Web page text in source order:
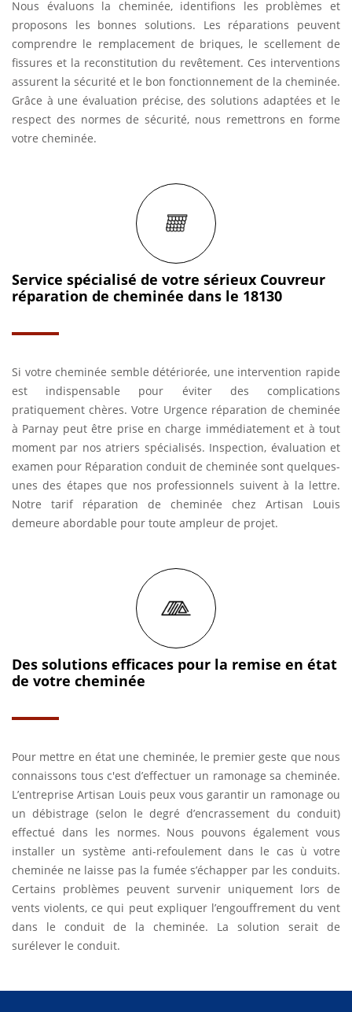
Nous évaluons la cheminée, identifions les problèmes et
proposons les bonnes solutions. Les réparations peuvent
comprendre le remplacement de briques, le scellement de
fissures et la reconstitution du revêtement. Ces interventions
assurent la sécurité et le bon fonctionnement de la cheminée.
Grâce à une évaluation précise, des solutions adaptées et le
respect des normes de sécurité, nous remettrons en forme
votre cheminée.
Service spécialisé de votre sérieux Couvreur
réparation de cheminée dans le 18130
Si votre cheminée semble détériorée, une intervention rapide
est indispensable pour éviter des complications
pratiquement chères. Votre Urgence réparation de cheminée
à Parnay peut être prise en charge immédiatement et à tout
moment par nos atriers spécialisés. Inspection, évaluation et
examen pour Réparation conduit de cheminée sont quelques-
unes des étapes que nos professionnels suivent à la lettre.
Notre tarif réparation de cheminée chez Artisan Louis
demeure abordable pour toute ampleur de projet.
Des solutions efficaces pour la remise en état
de votre cheminée
Pour mettre en état une cheminée, le premier geste que nous
connaissons tous c'est d’effectuer un ramonage sa cheminée.
L’entreprise Artisan Louis peux vous garantir un ramonage ou
un débistrage (selon le degré d’encrassement du conduit)
effectué dans les normes. Nous pouvons également vous
installer un système anti-refoulement dans le cas ù votre
cheminée ne laisse pas la fumée s’échapper par les conduits.
Certains problèmes peuvent survenir uniquement lors de
vents violents, ce qui peut expliquer l’engouffrement du vent
dans le conduit de la cheminée. La solution serait de
surélever le conduit.